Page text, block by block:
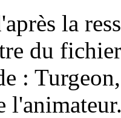
la
du
: